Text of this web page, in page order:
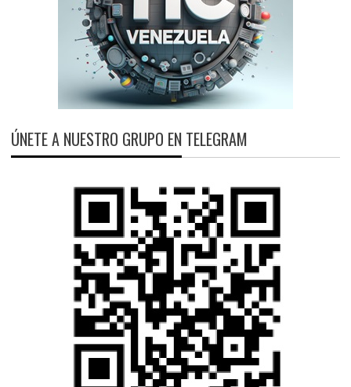
ÚNETE A NUESTRO GRUPO EN TELEGRAM